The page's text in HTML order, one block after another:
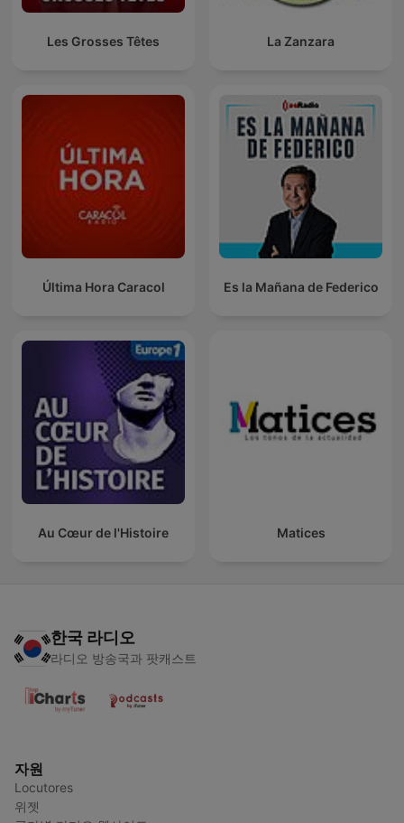
Les Grosses Têtes La Zanzara
Última Hora Caracol Es la Mañana de Federico
Au Cœur de l'Histoire Matices
한국 라디오
라디오 방송국과 팟캐스트
자원
Locutores
위젯